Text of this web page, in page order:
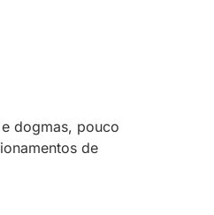
dogmas, pouco
de